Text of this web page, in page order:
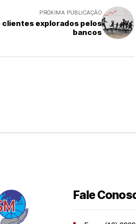
PRÓXIMA PUBLICAÇÃO
clientes explorados pelos
bancos
Fale